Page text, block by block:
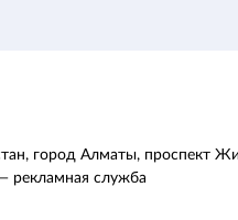
город Алматы, проспект
рекламная служба